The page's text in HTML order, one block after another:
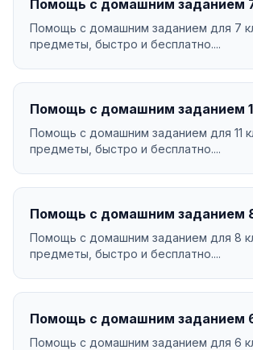
Помощь с домашним заданием
Помощь с домашним заданием для 7
предметы, быстро и бесплатно....
Помощь с домашним заданием
Помощь с домашним заданием для 11
предметы, быстро и бесплатно....
Помощь с домашним заданием
Помощь с домашним заданием для 8
предметы, быстро и бесплатно....
Помощь с домашним заданием
Помощь с домашним заданием для 6